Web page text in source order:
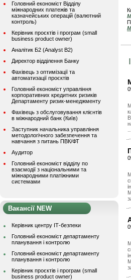
Головний економіст Відділу
міжнародних платежів та
казначейських операцій (валютний
контроль)
Керівник проєктів і програм (small
business product owner)
Аналітик Б2 (Analyst B2)
Директор відділення Банку
Фахівець з оптимізації та
автоматизації проєктів
Головний економіст управління
корпоративних кредитних ризиків
Департаменту ризик-менеджменту
Фахівець з обслуговування клієнтів
в міжнародний банк (Київ)
Заступник начальника управління
методологічного забезпечення та
навчання з питань ПВК/ФТ
Аудитор
Головний економіст відділу по
взаємодії з національними та
міжнародними платіжними
системами
Вакансії NEW
Керівник центру ІТ-безпеки
Головний економіст департаменту
планування і контролю
Головний економіст департаменту
планування і контролю
Керівник проєктів і програм (small
business product owner)